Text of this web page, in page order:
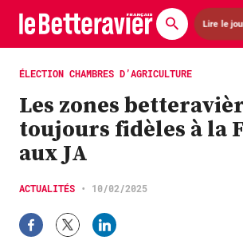
Lire le
Actualités
Économie
Agronomie
Matériels
La technique ITB
ÉLECTION CHAMBRES D’AGRICULTURE
Les zones
toujours fidèles à la
aux JA
ACTUALITÉS • 10/02/2025